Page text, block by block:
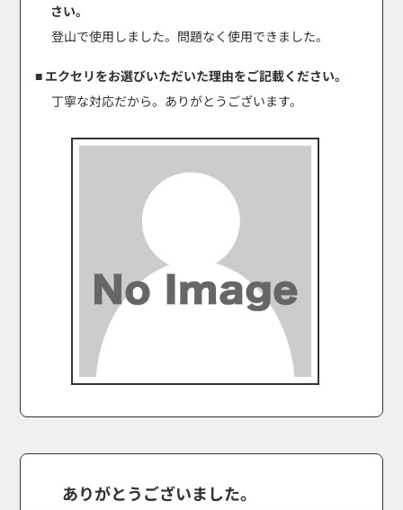
さい。
登山で使用しました。問題なく使用できました。
■ エクセリをお選びいただいた理由をご記載ください。
丁寧な対応だから。ありがとうございます。
ありがとうございました。